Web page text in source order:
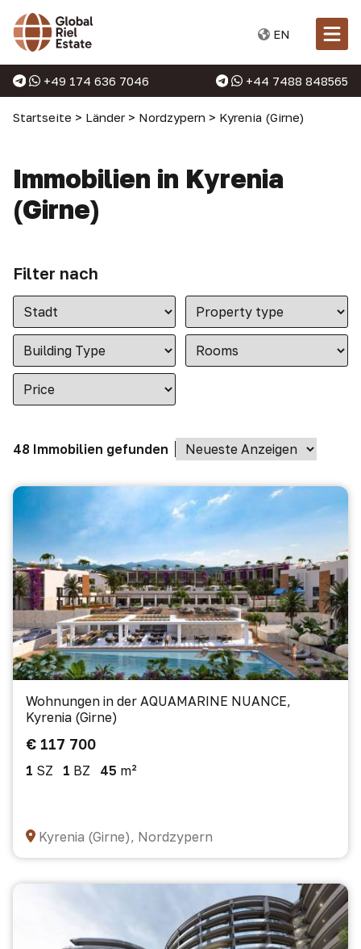
EN
+49 174 636 7046 +44 7488 848565
Startseite > Länder > Nordzypern > Kyrenia (Girne)
Immobilien in Kyrenia
(Girne)
Filter nach
48 Immobilien gefunden
Wohnungen in der AQUAMARINE NUANCE,
Kyrenia (Girne)
€ 117 700
1 SZ 1 BZ 45 m²
Kyrenia (Girne), Nordzypern